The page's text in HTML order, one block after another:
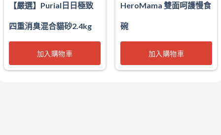
【嚴選】Purial日日極致
四重消臭混合貓砂2.4kg
加入購物車
HeroMama 雙面呵護慢食
碗
加入購物車